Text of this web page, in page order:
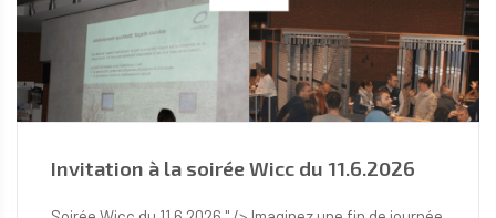
Invitation à la soirée Wicc du 11.6.2026